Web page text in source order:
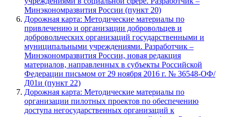
Минэкономразвития России (пункт 20)
Дорожная карта: Методические материалы по
привлечению и организации добровольцев и
добровольческих организаций государственными и
муниципальными учреждениями. Разработчик –
Минэкономразвития России, новая редакция
материалов, направленных в субъекты Российской
Федерации письмом от 29 ноября 2016 г. № 36548-ОФ/
Д01и (пункт 22)
Дорожная карта: Методические материалы по
организации пилотных проектов по обеспечению
доступа негосударственных организаций к